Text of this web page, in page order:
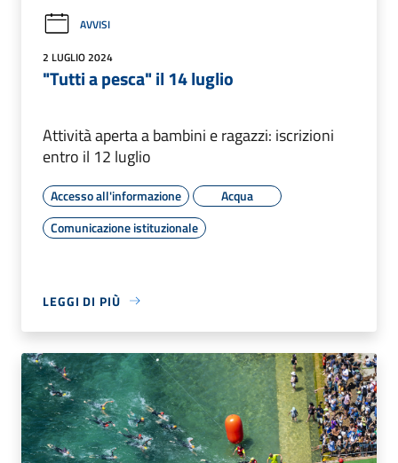
AVVISI
2 LUGLIO 2024
"Tutti a pesca" il 14 luglio
Attività aperta a bambini e ragazzi: iscrizioni
entro il 12 luglio
Accesso all'informazione
Acqua
Comunicazione istituzionale
LEGGI DI PIÙ